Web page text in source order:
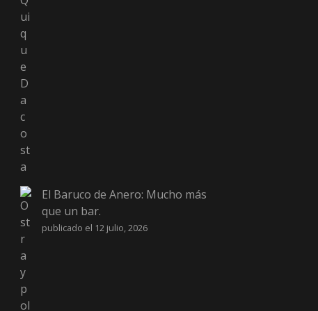
El Baruco de Anero: Mucho más
que un bar.
publicado el 12 julio, 2026